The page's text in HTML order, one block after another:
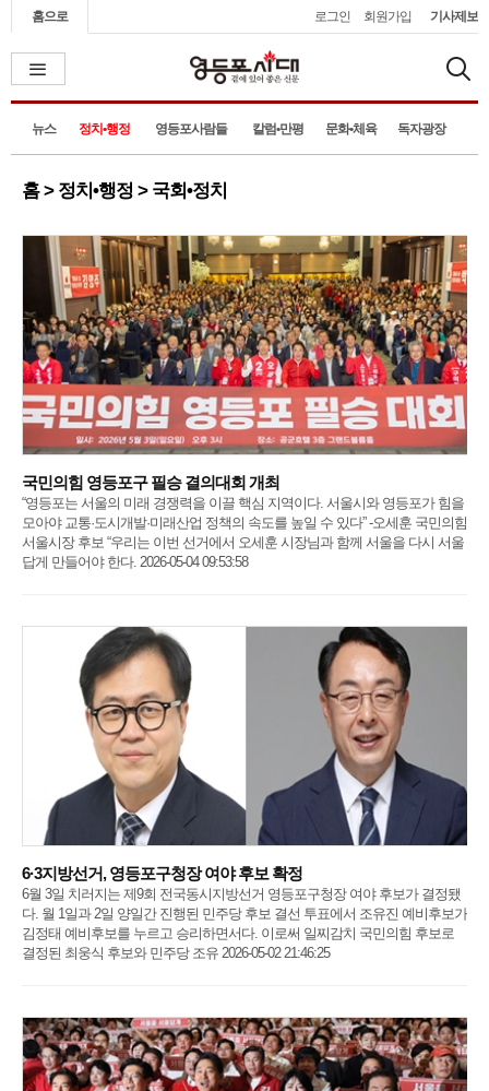
홈으로 로그인 회원가입 기사제보
뉴스 정치•행정 영등포사람들 칼럼•만평 문화•체육 독자광장
홈 > 정치•행정 > 국회•정치
국민의힘 영등포구 필승 결의대회 개최
“영등포는 서울의 미래 경쟁력을 이끌 핵심 지역이다. 서울시와 영등포가 힘을
모아야 교통·도시개발·미래산업 정책의 속도를 높일 수 있다” -오세훈 국민의힘
서울시장 후보 “우리는 이번 선거에서 오세훈 시장님과 함께 서울을 다시 서울
답게 만들어야 한다. 2026-05-04 09:53:58
6·3지방선거, 영등포구청장 여야 후보 확정
6월 3일 치러지는 제9회 전국동시지방선거 영등포구청장 여야 후보가 결정됐
다. 월 1일과 2일 양일간 진행된 민주당 후보 결선 투표에서 조유진 예비후보가
김정태 예비후보를 누르고 승리하면서다. 이로써 일찌감치 국민의힘 후보로
결정된 최웅식 후보와 민주당 조유 2026-05-02 21:46:25